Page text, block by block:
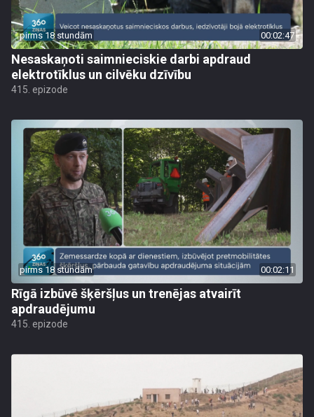
pirms 18 stundām 00:02:47
Nesaskaņoti saimnieciskie darbi apdraud
elektrotīklus un cilvēku dzīvību
415. epizode
pirms 18 stundām 00:02:11
Rīgā izbūvē šķēršļus un trenējas atvairīt
apdraudējumu
415. epizode